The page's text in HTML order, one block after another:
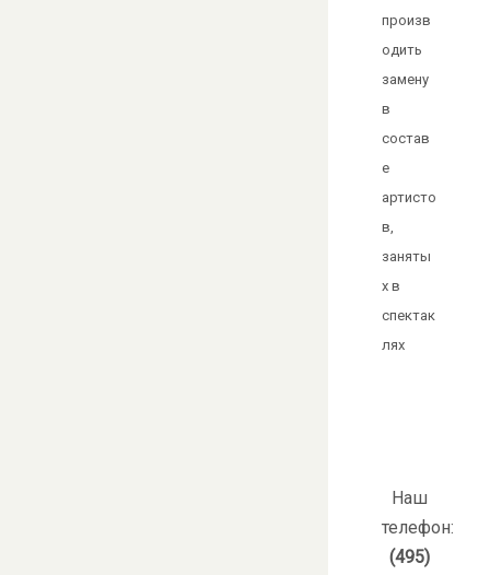
произв
одить
замену
в
состав
е
артисто
в,
заняты
х в
спектак
лях
Наш
телефон:
(495)